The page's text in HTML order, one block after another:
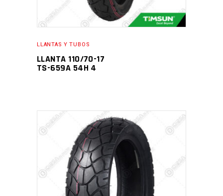
LLANTAS Y TUBOS
LLANTA 110/70-17
TS-659A 54H 4